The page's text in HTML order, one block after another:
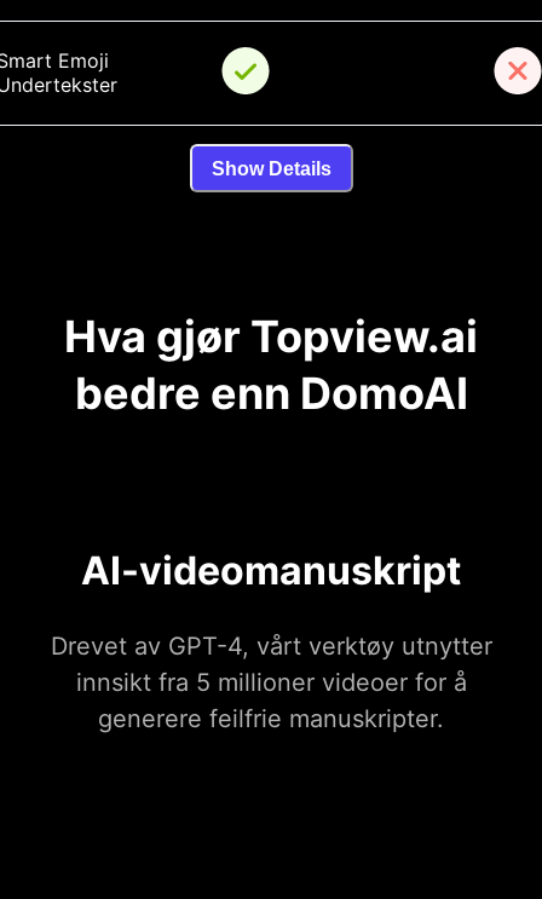
Emoji
Show Details
Hva gjør Topview.ai
bedre enn DomoAI
AI-videomanuskript
Drevet av GPT-4, vårt verktøy utnytter
innsikt fra 5 millioner videoer for å
generere feilfrie manuskripter.